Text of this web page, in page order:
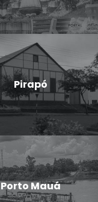
Pirapó
Porto Mauá